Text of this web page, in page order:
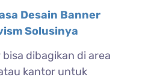
Desain Banner
Solusinya
dibagikan di area
kantor untuk